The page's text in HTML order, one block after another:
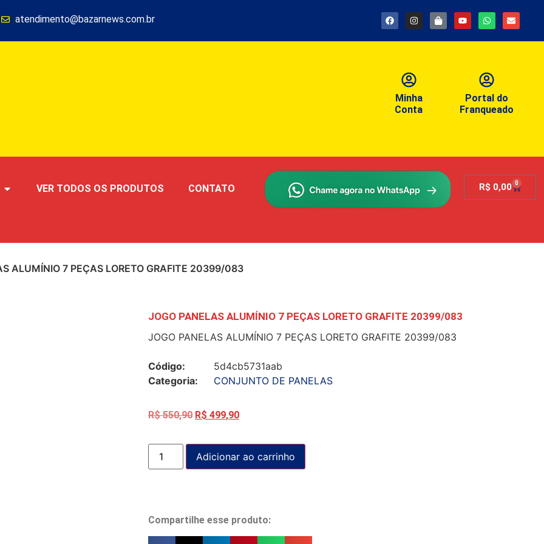
atendimento@bazarnews.com.br
Minha
Conta
Portal do
Franqueado
VER TODOS OS PRODUTOS CONTATO R$ 0,00 0
ALUMÍNIO 7 PEÇAS LORETO GRAFITE 20399/083
JOGO PANELAS ALUMÍNIO 7 PEÇAS LORETO GRAFITE 20399/083
JOGO PANELAS ALUMÍNIO 7 PEÇAS LORETO GRAFITE 20399/083
Código:
5d4cb5731aab
Categoria:
CONJUNTO DE PANELAS
R$550,90 R$ 499,90
Adicionar ao carrinho
Compartilhe esse produto: